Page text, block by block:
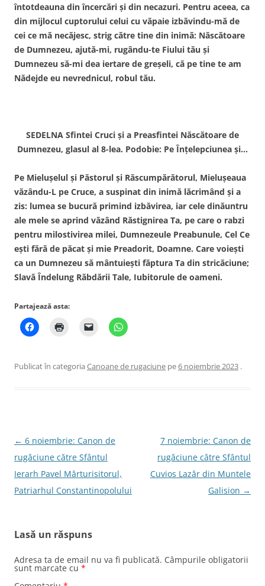
întotdeauna din încercări şi din necazuri. Pentru aceea, ca
din mijlocul cuptorului celui cu văpaie izbăvindu-mă de
cei ce mă necăjesc, strig către tine din inimă: Născătoare
de Dumnezeu, ajută-mi, rugându-te Fiului tău şi
Dumnezeu să-mi dea iertare de greşeli, că pe tine te am
Nădejde eu nevrednicul, robul tău.
SEDELNA Sfintei Cruci şi a Preasfintei Născătoare de
Dumnezeu, glasul al 8-lea. Podobie: Pe Înţelepciunea şi…
Pe Mieluşelul şi Păstorul şi Răscumpărătorul, Mieluşeaua
văzându-L pe Cruce, a suspinat din inimă lăcrimând şi a
zis: lumea se bucură primind izbăvirea, iar cele dinăuntru
ale mele se aprind văzând Răstignirea Ta, pe care o rabzi
pentru milostivirea milei, Dumnezeule Preabunule, Cel Ce
eşti fără de păcat şi mie Preadorit, Doamne. Care voieşti
ca un Dumnezeu să mântuieşti făptura Ta din stricăciune;
Slavă Îndelung Răbdării Tale, Iubitorule de oameni.
Partajează asta:
Publicat în categoria Canoane de rugaciune pe6 noiembrie 2023 .
Navigare
în
articole
← 6 noiembrie: Canon de
rugăciune către Sfântul
Ierarh Pavel Mărturisitorul,
Patriarhul Constantinopolului
7 noiembrie: Canon de
rugăciune către Sfântul
Cuvios Lazăr din Muntele
Galision →
Lasă un răspuns
Adresa ta de email nu va fi publicată. Câmpurile obligatorii
sunt marcate cu *